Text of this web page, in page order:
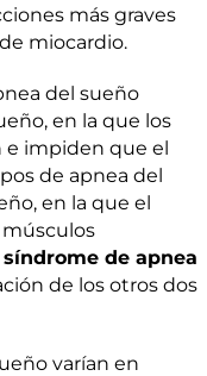
más graves
miocardio.
del sueño
en la que los
e impiden que el
de apnea del
en la que el
síndrome de apnea
de los otros dos
varían en